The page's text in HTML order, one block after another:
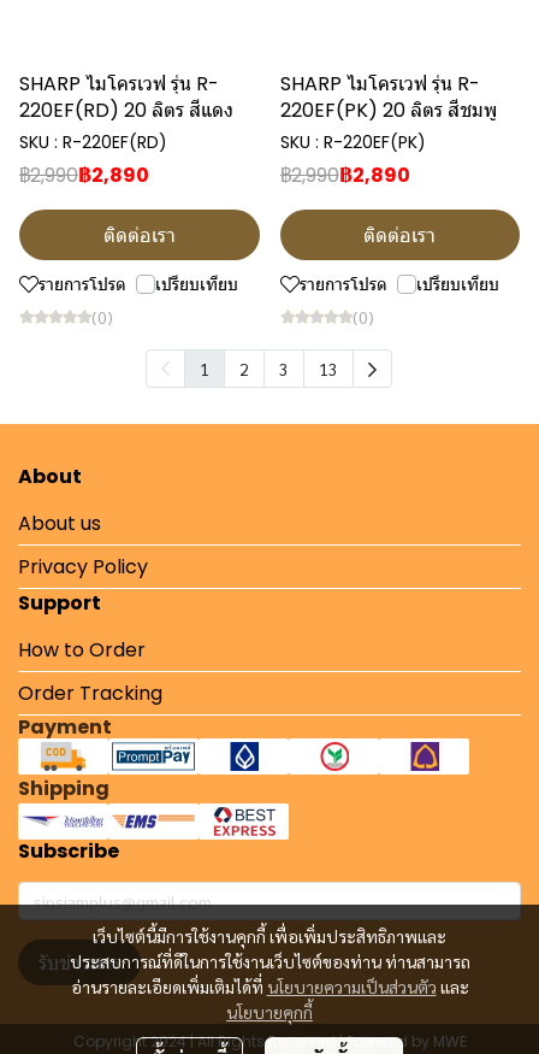
SHARP ไมโครเวฟ รุ่น R-
220EF(RD) 20 ลิตร สีแดง
SKU : R-220EF(RD)
฿2,990฿2,890
ติดต่อเรา
รายการโปรด เปรียบเทียบ
(0)
SHARP ไมโครเวฟ รุ่น R-
220EF(PK) 20 ลิตร สีชมพู
SKU : R-220EF(PK)
฿2,990฿2,890
ติดต่อเรา
รายการโปรด เปรียบเทียบ
(0)
1 2 3 13
เว็บไซต์นี้มีการใช้งานคุกกี้ เพื่อเพิ่มประสิทธิภาพและ
ประสบการณ์ที่ดีในการใช้งานเว็บไซต์ของท่าน ท่านสามารถ
อ่านรายละเอียดเพิ่มเติมได้ที่ นโยบายความเป็นส่วนตัว และ
นโยบายคุกกี้
About
About us
Privacy Policy
Support
How to Order
Order Tracking
Payment
Shipping
Subscribe
รับข่าวสาร
Copyright 2024 | All Rights Reserved | Powered by MWE